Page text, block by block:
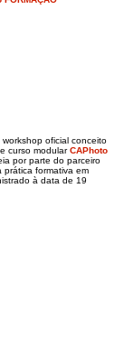
workshop oficial conceito
curso modularCAPhoto
por parte do parceiro
prática formativa em
à data de 19